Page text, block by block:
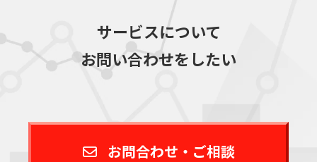
サービスについて
お問い合わせをしたい
お問合わせ・ご相談